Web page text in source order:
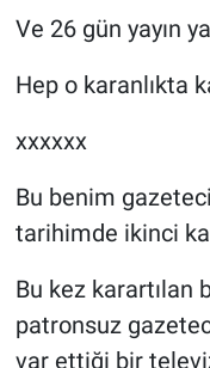
Ve 26 gün yayın
Hep o karanlıkta
xxxxxx
Bu benim
tarihimde ikinci
Bu kez karartılan
patronsuz
var ettiği bir